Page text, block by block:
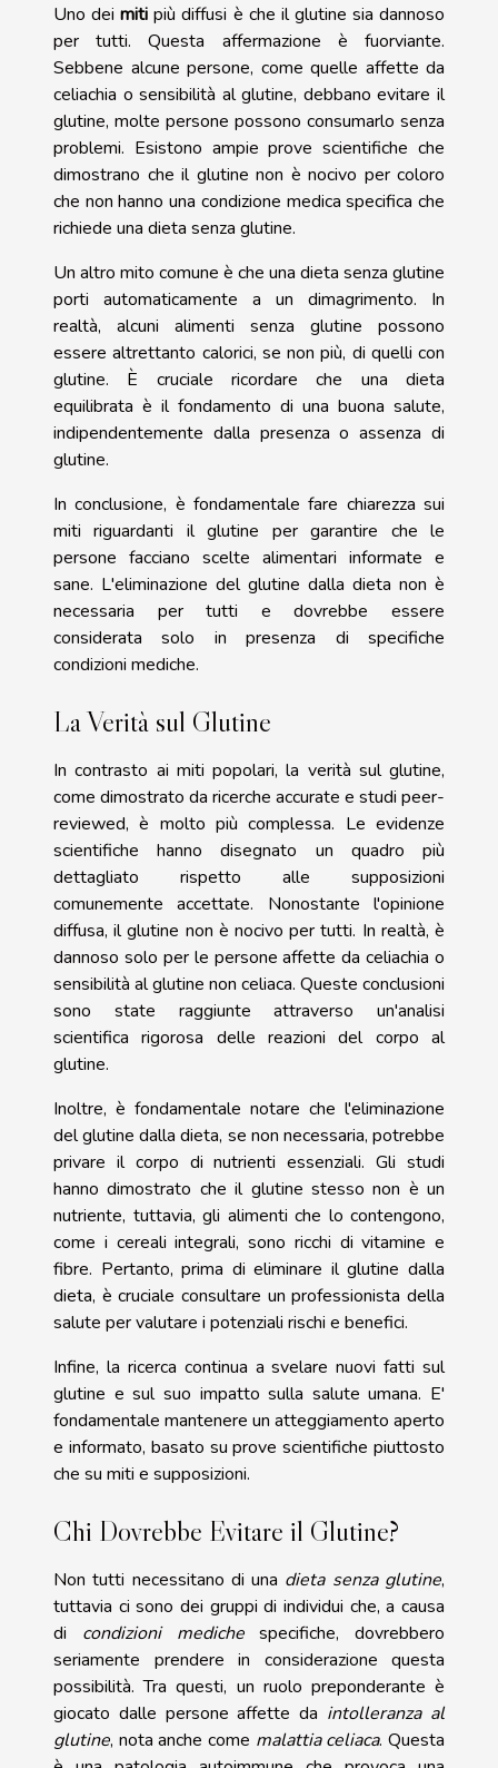
Uno deimiti più diffusi è che il glutine sia dannoso
per tutti. Questa affermazione è fuorviante.
Sebbene alcune persone, come quelle affette da
celiachia o sensibilità al glutine, debbano evitare il
glutine, molte persone possono consumarlo senza
problemi. Esistono ampie prove scientifiche che
dimostrano che il glutine non è nocivo per coloro
che non hanno una condizione medica specifica che
richiede una dieta senza glutine.
Un altro mito comune è che una dieta senza glutine
porti automaticamente a un dimagrimento. In
realtà, alcuni alimenti senza glutine possono
essere altrettanto calorici, se non più, di quelli con
glutine. È cruciale ricordare che una dieta
equilibrata è il fondamento di una buona salute,
indipendentemente dalla presenza o assenza di
glutine.
In conclusione, è fondamentale fare chiarezza sui
miti riguardanti il glutine per garantire che le
persone facciano scelte alimentari informate e
sane. L'eliminazione del glutine dalla dieta non è
necessaria per tutti e dovrebbe essere
considerata solo in presenza di specifiche
condizioni mediche.
La Verità sul Glutine
In contrasto ai miti popolari, la verità sul glutine,
come dimostrato da ricerche accurate e studi peer-
reviewed, è molto più complessa. Le evidenze
scientifiche hanno disegnato un quadro più
dettagliato rispetto alle supposizioni
comunemente accettate. Nonostante l'opinione
diffusa, il glutine non è nocivo per tutti. In realtà, è
dannoso solo per le persone affette da celiachia o
sensibilità al glutine non celiaca. Queste conclusioni
sono state raggiunte attraverso un'analisi
scientifica rigorosa delle reazioni del corpo al
glutine.
Inoltre, è fondamentale notare che l'eliminazione
del glutine dalla dieta, se non necessaria, potrebbe
privare il corpo di nutrienti essenziali. Gli studi
hanno dimostrato che il glutine stesso non è un
nutriente, tuttavia, gli alimenti che lo contengono,
come i cereali integrali, sono ricchi di vitamine e
fibre. Pertanto, prima di eliminare il glutine dalla
dieta, è cruciale consultare un professionista della
salute per valutare i potenziali rischi e benefici.
Infine, la ricerca continua a svelare nuovi fatti sul
glutine e sul suo impatto sulla salute umana. E'
fondamentale mantenere un atteggiamento aperto
e informato, basato su prove scientifiche piuttosto
che su miti e supposizioni.
Chi Dovrebbe Evitare il Glutine?
Non tutti necessitano di una dieta senza glutine,
tuttavia ci sono dei gruppi di individui che, a causa
di condizioni medichespecifiche, dovrebbero
seriamente prendere in considerazione questa
possibilità. Tra questi, un ruolo preponderante è
giocato dalle persone affette da intolleranza al
glutine, nota anche come malattia celiaca. Questa